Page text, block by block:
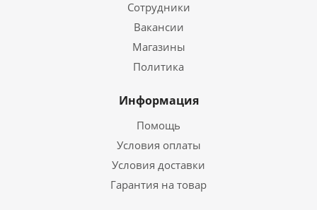
Сотрудники
Вакансии
Магазины
Политика
Информация
Помощь
Условия оплаты
Условия доставки
Гарантия на товар